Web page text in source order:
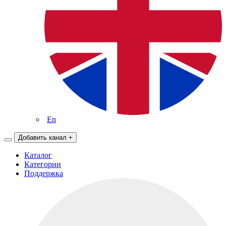
En
Добавить канал +
Каталог
Категории
Поддержка